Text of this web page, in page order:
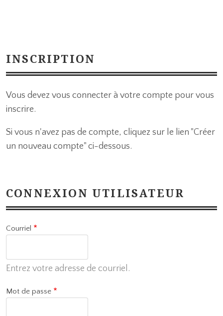
INSCRIPTION
Vous devez vous connecter à votre compte pour vous
inscrire.
Si vous n'avez pas de compte, cliquez sur le lien "Créer
un nouveau compte" ci-dessous.
CONNEXION UTILISATEUR
Courriel
Entrez votre adresse de courriel.
Mot de passe